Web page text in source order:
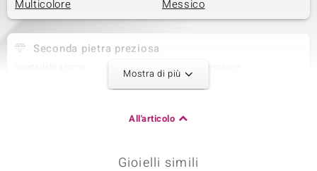
Multicolore Messico
Seconda pietra preziosa
Quantità e dimensione
2 à 1,8 mm
Taglio Brillante Rotondo
Mostra di più
All'articolo
Gioielli simili